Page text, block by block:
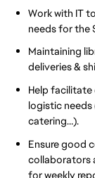
Work with IT
needs for the
Maintaining
deliveries &
Help
logistic needs
catering…).
Ensure good
collaborators
for weekly